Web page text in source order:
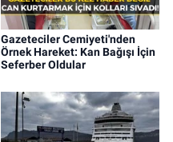
Gazeteciler Cemiyeti'nden
Örnek Hareket: Kan Bağışı İçin
Seferber Oldular